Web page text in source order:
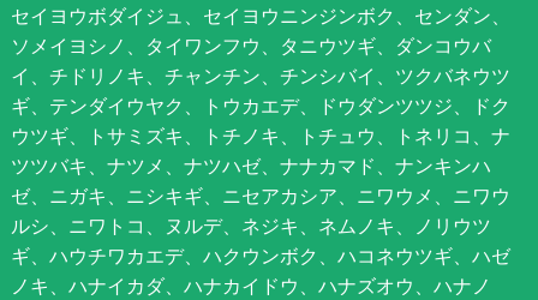
セイヨウボダイジュ、セイヨウニンジンボク、センダン、
ソメイヨシノ、タイワンフウ、タニウツギ、ダンコウバ
イ、チドリノキ、チャンチン、チンシバイ、ツクバネウツ
ギ、テンダイウヤク、トウカエデ、ドウダンツツジ、ドク
ウツギ、トサミズキ、トチノキ、トチュウ、トネリコ、ナ
ツツバキ、ナツメ、ナツハゼ、ナナカマド、ナンキンハ
ゼ、ニガキ、ニシキギ、ニセアカシア、ニワウメ、ニワウ
ルシ、ニワトコ、ヌルデ、ネジキ、ネムノキ、ノリウツ
ギ、ハウチワカエデ、ハクウンボク、ハコネウツギ、ハゼ
ノキ、ハナイカダ、ハナカイドウ、ハナズオウ、ハナノ